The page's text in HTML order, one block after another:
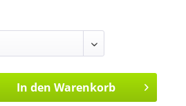
In den Warenkorb